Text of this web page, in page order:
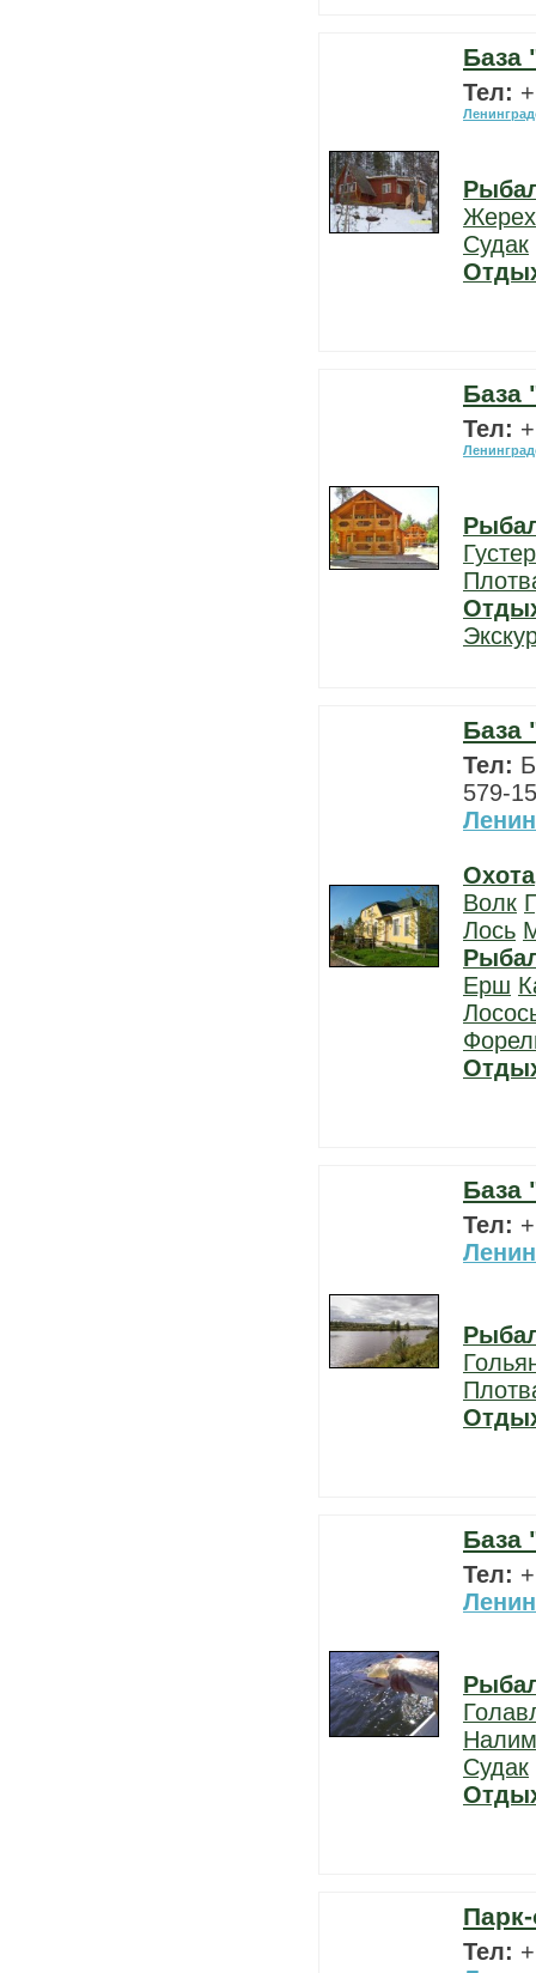
База
Тел:
Жерех
Судак
База
Тел:
База
Тел:
579-
Охота
Волк
Лось
Ерш
База
Тел:
База
Тел:
Налим
Судак
Тел: